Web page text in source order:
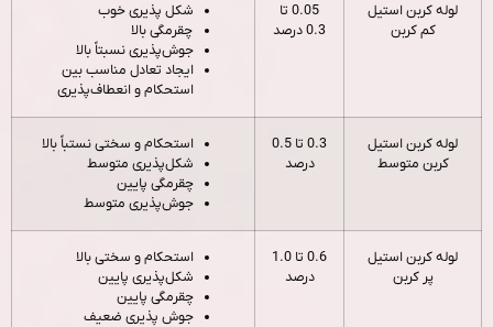
لوله کربن استیل
کم کربن
0.05 تا
0.3 درصد
شکل پذیری خوب
چقرمگی بالا
جوش‌پذیری نسبتاً بالا
ایجاد تعادل مناسب بین
استحکام و انعطاف‌پذیری
لوله کربن استیل
کربن متوسط
0.3 تا 0.5
درصد
استحکام و سختی نستباً بالا
شکل‌پذیری متوسط
چقرمگی پایین
جوش‌پذیری متوسط
لوله کربن استیل
پر کربن
0.6 تا 1.0
درصد
استحکام و سختی بالا
شکل‌پذیری پایین
چقرمگی پایین
جوش پذیری ضعیف